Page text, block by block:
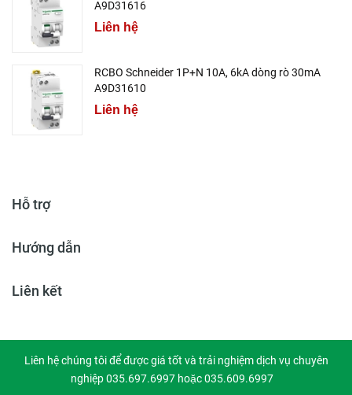
A9D31616
Liên hệ
RCBO Schneider 1P+N 10A, 6kA dòng rò 30mA
A9D31610
Liên hệ
Hỗ trợ
Hướng dẫn
Liên kết
Liên hệ chúng tôi để được giá tốt và trải nghiệm dịch vụ chuyên
nghiệp 035.697.6997 hoặc 035.609.6997